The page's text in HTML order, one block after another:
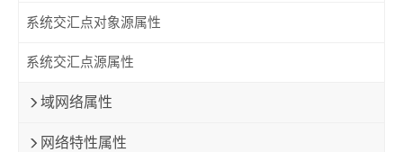
系统交汇点对象源属性
系统交汇点源属性
域网络属性
网络特性属性